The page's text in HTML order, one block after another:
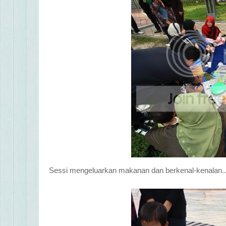
Sessi mengeluarkan makanan dan berkenal-